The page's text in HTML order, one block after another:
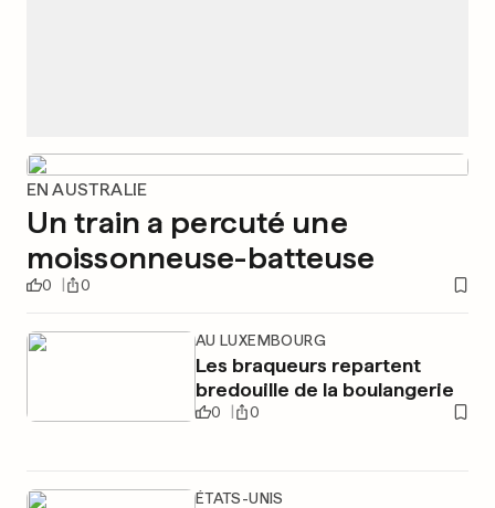
EN AUSTRALIE
Un train a percuté une
moissonneuse-batteuse
0 0
AU LUXEMBOURG
Les braqueurs repartent
bredouille de la boulangerie
0 0
ÉTATS-UNIS